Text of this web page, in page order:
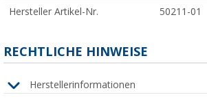
Hersteller Artikel-Nr. 50211-01
RECHTLICHE HINWEISE
Herstellerinformationen